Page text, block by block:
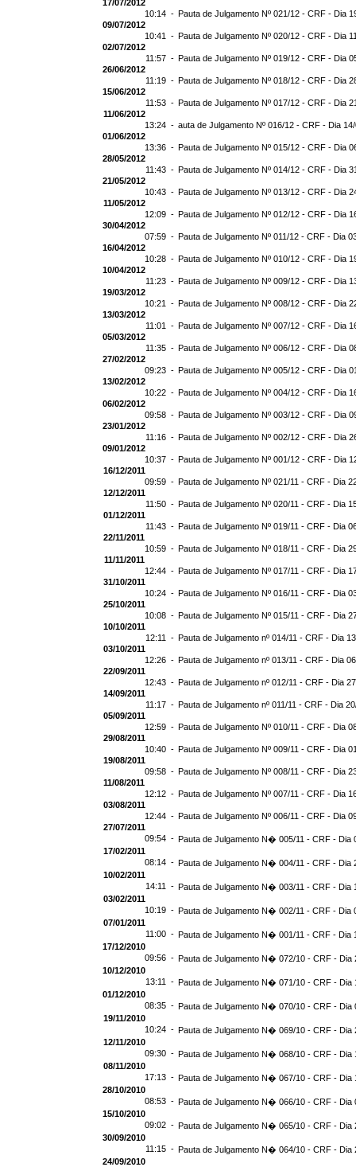
17/07/2012
10:14 - Pauta de Julgamento Nº 021/12 - CRF - Dia
09/07/2012
10:41 - Pauta de Julgamento Nº 020/12 - CRF - Dia
02/07/2012
11:57 - Pauta de Julgamento Nº 019/12 - CRF - Dia
26/06/2012
11:19 - Pauta de Julgamento Nº 018/12 - CRF - Dia
15/06/2012
11:53 - Pauta de Julgamento Nº 017/12 - CRF - Dia
11/06/2012
13:24 - auta de Julgamento Nº 016/12 - CRF - Dia
01/06/2012
13:36 - Pauta de Julgamento Nº 015/12 - CRF - Dia
28/05/2012
11:43 - Pauta de Julgamento Nº 014/12 - CRF - Dia
21/05/2012
10:43 - Pauta de Julgamento Nº 013/12 - CRF - Dia
11/05/2012
12:09 - Pauta de Julgamento Nº 012/12 - CRF - Dia
30/04/2012
07:59 - Pauta de Julgamento Nº 011/12 - CRF - Dia
16/04/2012
10:28 - Pauta de Julgamento Nº 010/12 - CRF - Dia
10/04/2012
11:23 - Pauta de Julgamento Nº 009/12 - CRF - Dia
19/03/2012
10:21 - Pauta de Julgamento Nº 008/12 - CRF - Dia
13/03/2012
11:01 - Pauta de Julgamento Nº 007/12 - CRF - Dia
05/03/2012
11:35 - Pauta de Julgamento Nº 006/12 - CRF - Dia
27/02/2012
09:23 - Pauta de Julgamento Nº 005/12 - CRF - Dia
13/02/2012
10:22 - Pauta de Julgamento Nº 004/12 - CRF - Dia
06/02/2012
09:58 - Pauta de Julgamento Nº 003/12 - CRF - Dia
23/01/2012
11:16 - Pauta de Julgamento Nº 002/12 - CRF - Dia
09/01/2012
10:37 - Pauta de Julgamento Nº 001/12 - CRF - Dia
16/12/2011
09:59 - Pauta de Julgamento Nº 021/11 - CRF - Dia
12/12/2011
11:50 - Pauta de Julgamento Nº 020/11 - CRF - Dia
01/12/2011
11:43 - Pauta de Julgamento Nº 019/11 - CRF - Dia
22/11/2011
10:59 - Pauta de Julgamento Nº 018/11 - CRF - Dia
11/11/2011
12:44 - Pauta de Julgamento Nº 017/11 - CRF - Dia
31/10/2011
10:24 - Pauta de Julgamento Nº 016/11 - CRF - Dia
25/10/2011
10:08 - Pauta de Julgamento Nº 015/11 - CRF - Dia
10/10/2011
12:11 - Pauta de Julgamento nº 014/11 - CRF - Dia
03/10/2011
12:26 - Pauta de Julgamento nº 013/11 - CRF - Dia
22/09/2011
12:43 - Pauta de Julgamento nº 012/11 - CRF - Dia
14/09/2011
11:17 - Pauta de Julgamento nº 011/11 - CRF - Dia
05/09/2011
12:59 - Pauta de Julgamento Nº 010/11 - CRF - Dia
29/08/2011
10:40 - Pauta de Julgamento Nº 009/11 - CRF - Dia
19/08/2011
09:58 - Pauta de Julgamento Nº 008/11 - CRF - Dia
11/08/2011
12:12 - Pauta de Julgamento Nº 007/11 - CRF - Dia
03/08/2011
12:44 - Pauta de Julgamento Nº 006/11 - CRF - Dia
27/07/2011
09:54 - Pauta de Julgamento N� 005/11 - CRF - Dia
17/02/2011
08:14 - Pauta de Julgamento N� 004/11 - CRF - Dia
10/02/2011
14:11 - Pauta de Julgamento N� 003/11 - CRF - Dia
03/02/2011
10:19 - Pauta de Julgamento N� 002/11 - CRF - Dia
07/01/2011
11:00 - Pauta de Julgamento N� 001/11 - CRF - Dia
17/12/2010
09:56 - Pauta de Julgamento N� 072/10 - CRF - Dia
10/12/2010
13:11 - Pauta de Julgamento N� 071/10 - CRF - Dia
01/12/2010
08:35 - Pauta de Julgamento N� 070/10 - CRF - Dia
19/11/2010
10:24 - Pauta de Julgamento N� 069/10 - CRF - Dia
12/11/2010
09:30 - Pauta de Julgamento N� 068/10 - CRF - Dia
08/11/2010
17:13 - Pauta de Julgamento N� 067/10 - CRF - Dia
28/10/2010
08:53 - Pauta de Julgamento N� 066/10 - CRF - Dia
15/10/2010
09:02 - Pauta de Julgamento N� 065/10 - CRF - Dia
30/09/2010
11:15 - Pauta de Julgamento N� 064/10 - CRF - Dia
24/09/2010